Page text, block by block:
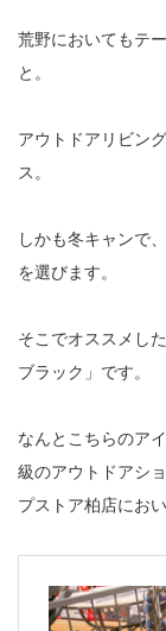
荒野においてもテ
と。
アウトドアリビン
ス。
しかも冬キャンで
を選びます。
そこでオススメし
ブラック」です。
なんとこちらのア
級のアウトドアシ
プストア柏店にお